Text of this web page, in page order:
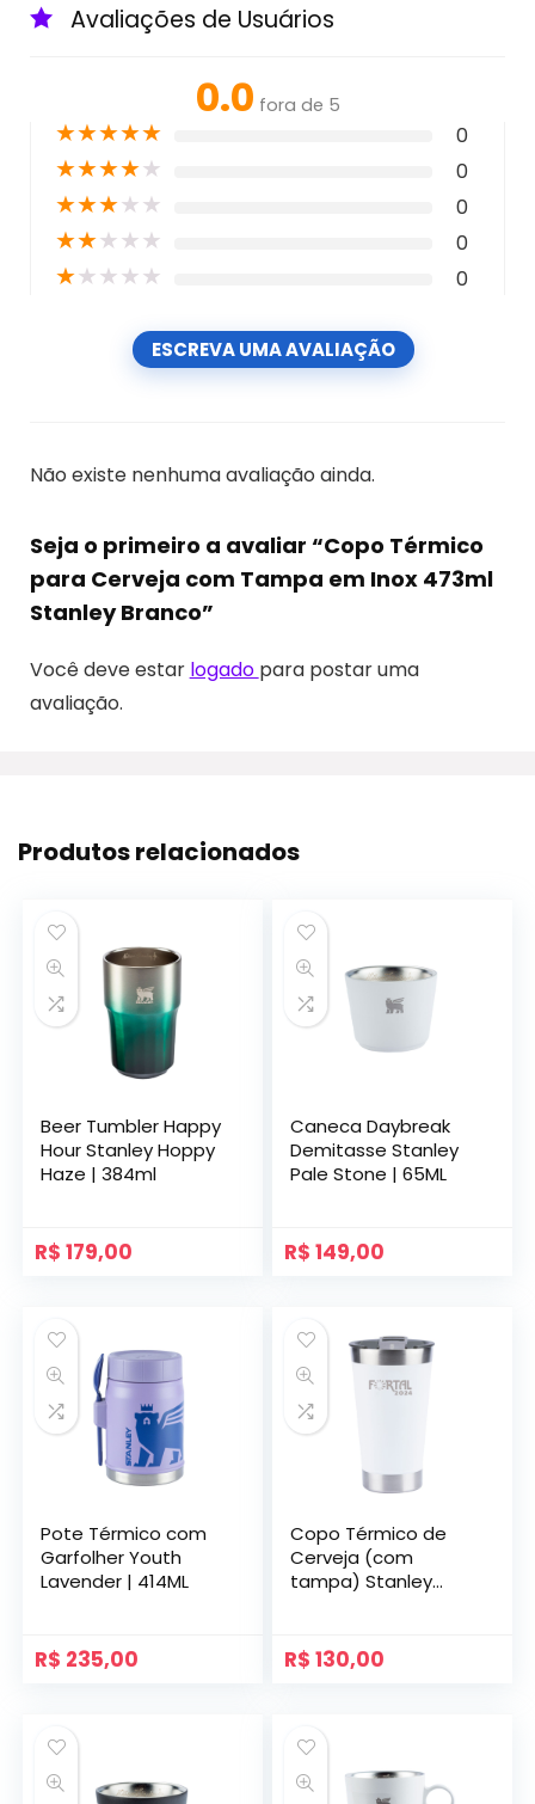
Avaliações de Usuários
0.0 fora de 5
★★★★★ 0
★★★★★ 0
★★★★★ 0
★★★★★ 0
★★★★★ 0
ESCREVA UMA AVALIAÇÃO
Não existe nenhuma avaliação ainda.
Seja o primeiro a avaliar “Copo Térmico
para Cerveja com Tampa em Inox 473ml
Stanley Branco”
Você deve estar logado para postar uma
avaliação.
Produtos relacionados
Beer Tumbler Happy
Hour Stanley Hoppy
Haze | 384ml
R$ 179,00
Caneca Daybreak
Demitasse Stanley
Pale Stone | 65ML
R$ 149,00
Pote Térmico com
Garfolher Youth
Lavender | 414ML
R$ 235,00
Copo Térmico de
Cerveja (com
tampa) Stanley
R$ 130,00